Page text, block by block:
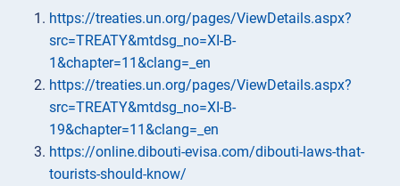
https://treaties.un.org/pages/ViewDetails.aspx?
src=TREATY&mtdsg_no=XI-B-
1&chapter=11&clang=_en
https://treaties.un.org/pages/ViewDetails.aspx?
src=TREATY&mtdsg_no=XI-B-
19&chapter=11&clang=_en
https://online.dibouti-evisa.com/dibouti-laws-that-
tourists-should-know/